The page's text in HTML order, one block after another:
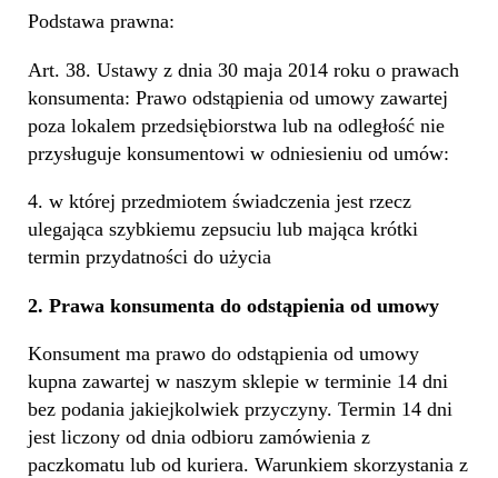
Podstawa prawna:
Art. 38. Ustawy z dnia 30 maja 2014 roku o prawach
konsumenta: Prawo odstąpienia od umowy zawartej
poza lokalem przedsiębiorstwa lub na odległość nie
przysługuje konsumentowi w odniesieniu od umów:
4. w której przedmiotem świadczenia jest rzecz
ulegająca szybkiemu zepsuciu lub mająca krótki
termin przydatności do użycia
2. Prawa konsumenta do odstąpienia od umowy
Konsument ma prawo do odstąpienia od umowy
kupna zawartej w naszym sklepie w terminie 14 dni
bez podania jakiejkolwiek przyczyny. Termin 14 dni
jest liczony od dnia odbioru zamówienia z
paczkomatu lub od kuriera. Warunkiem skorzystania z